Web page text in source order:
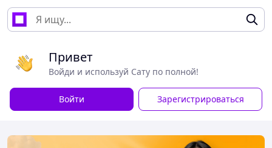
Привет
Войди и используй Сату по полной!
Войти Зарегистрироваться